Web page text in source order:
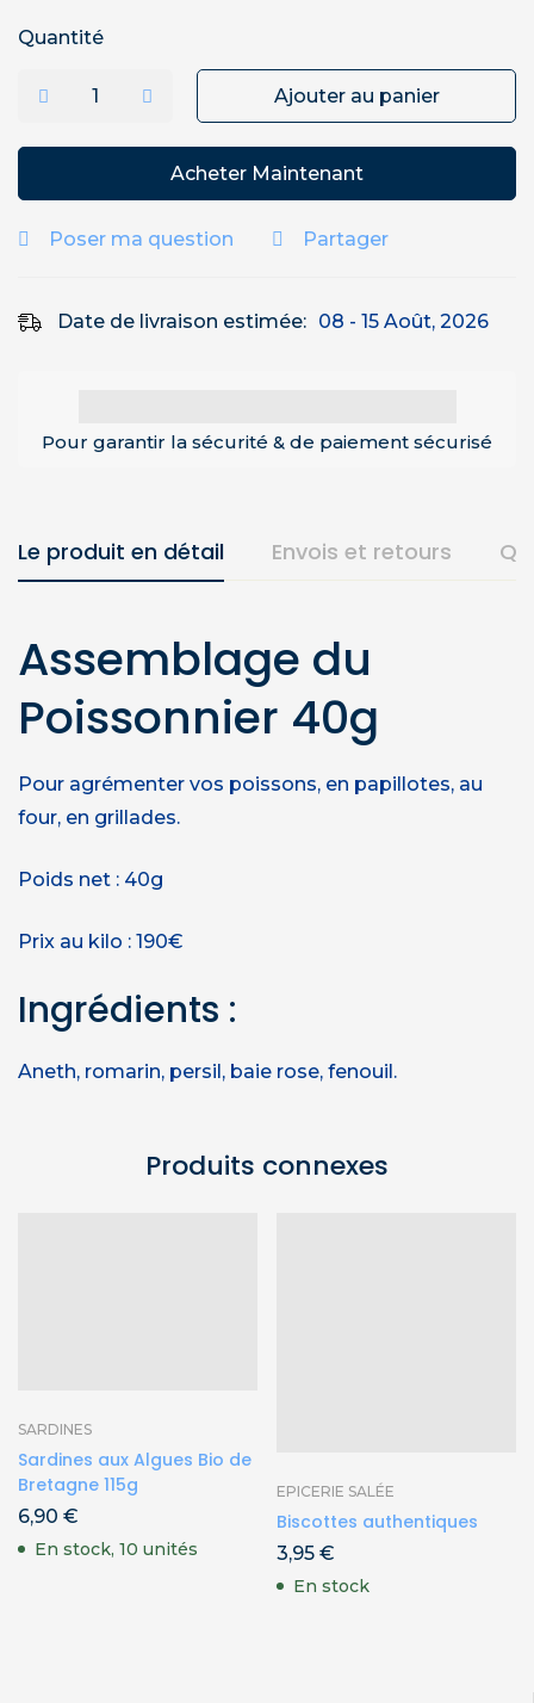
Quantité
Ajouter au panier
Acheter Maintenant
Poser ma question Partager
Date de livraison estimée: 08 - 15 Août, 2026
Pour garantir la sécurité & de paiement sécurisé
Le produit en détail Envois et retours
Assemblage du
Poissonnier 40g
Pour agrémenter vos poissons, en papillotes, au
four, en grillades.
Poids net : 40g
Prix au kilo : 190€
Ingrédients :
Aneth, romarin, persil, baie rose, fenouil.
Produits connexes
SARDINES
Sardines aux Algues Bio de
Bretagne 115g
6,90 €
En stock, 10 unités
EPICERIE SALÉE
Biscottes authentiques
3,95 €
En stock